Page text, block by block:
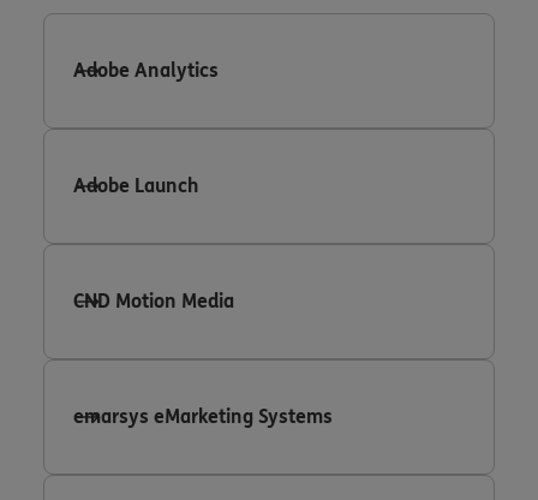
Adobe Analytics
Adobe Launch
CND Motion Media
emarsys eMarketing Systems